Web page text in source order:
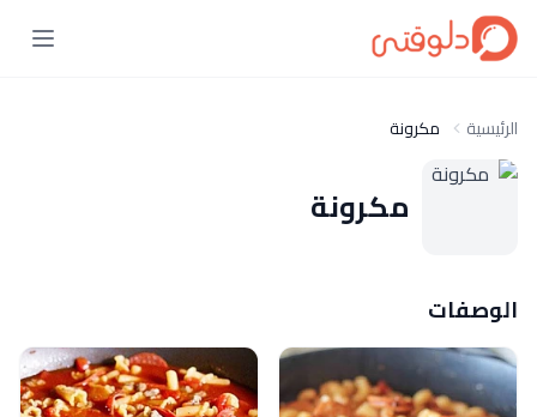
الرئيسية مكرونة
مكرونة
الوصفات